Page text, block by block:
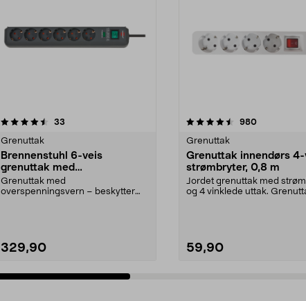
33
Grenuttak
Brennenstuhl 6-veis
grenuttak med
overspenningsvern, 5 m
Grenuttak med
overspenningsvern – beskytter
329,90
4.5 av 5 stjerner 980anmeldelser
Grenuttak
Grenuttak innendørs
strømbryter, 0,8 m
Jordet grenuttak med
og 4 vinklede uttak.
59,90
4.5 av 5 stjerner